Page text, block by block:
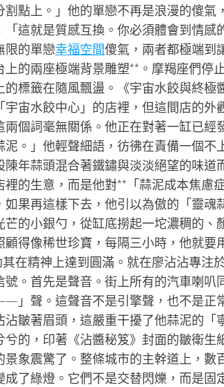
割點上。」他的單戀不再是浪漫的傻氣
「這就是質感互換。你必須體會到情
限的單戀幸福空間傻氣，兩者都極端到
上的兩座極端背景雕塑**。摩羯座們停
的標籤在隨風飄盪。《宇宙水餃與終
宇宙水餃中心」的店裡，但這間店的
兩個詞毫無關係。他正在對著一缸已
泥。」他輕聲細語，彷彿在責備一個
陳年蒜頭混合著鐵鏽與淡淡絕望的味
裡的生意，而是他對**「蒜泥成本焦慮
如果再這樣下去，他引以為傲的「靈
芒的小銀勺，從缸底撈起一坨濃稠的、
顧得像稀世珍寶，每隔三小時，他就
在精神上達到圓滿。就在廖沾沾專注
號。首先是聲音。街上所有的汽車喇
」聲。這聲音不是引擎聲，也不是正
沾皺著眉頭，這嚴重干擾了他蒜泥的
兮的，印著《沾醬秘笈》封面的皺衛
景象震驚了。整條城市的主幹道上，
成了綠燈。它們不是交替閃爍，而是